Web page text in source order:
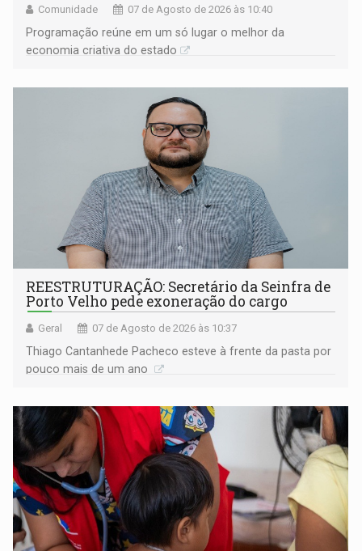
Comunidade 07 de Agosto de 2026 às 10:40
Programação reúne em um só lugar o melhor da
economia criativa do estado
REESTRUTURAÇÃO: Secretário da Seinfra de
Porto Velho pede exoneração do cargo
Geral 07 de Agosto de 2026 às 10:37
Thiago Cantanhede Pacheco esteve à frente da pasta por
pouco mais de um ano